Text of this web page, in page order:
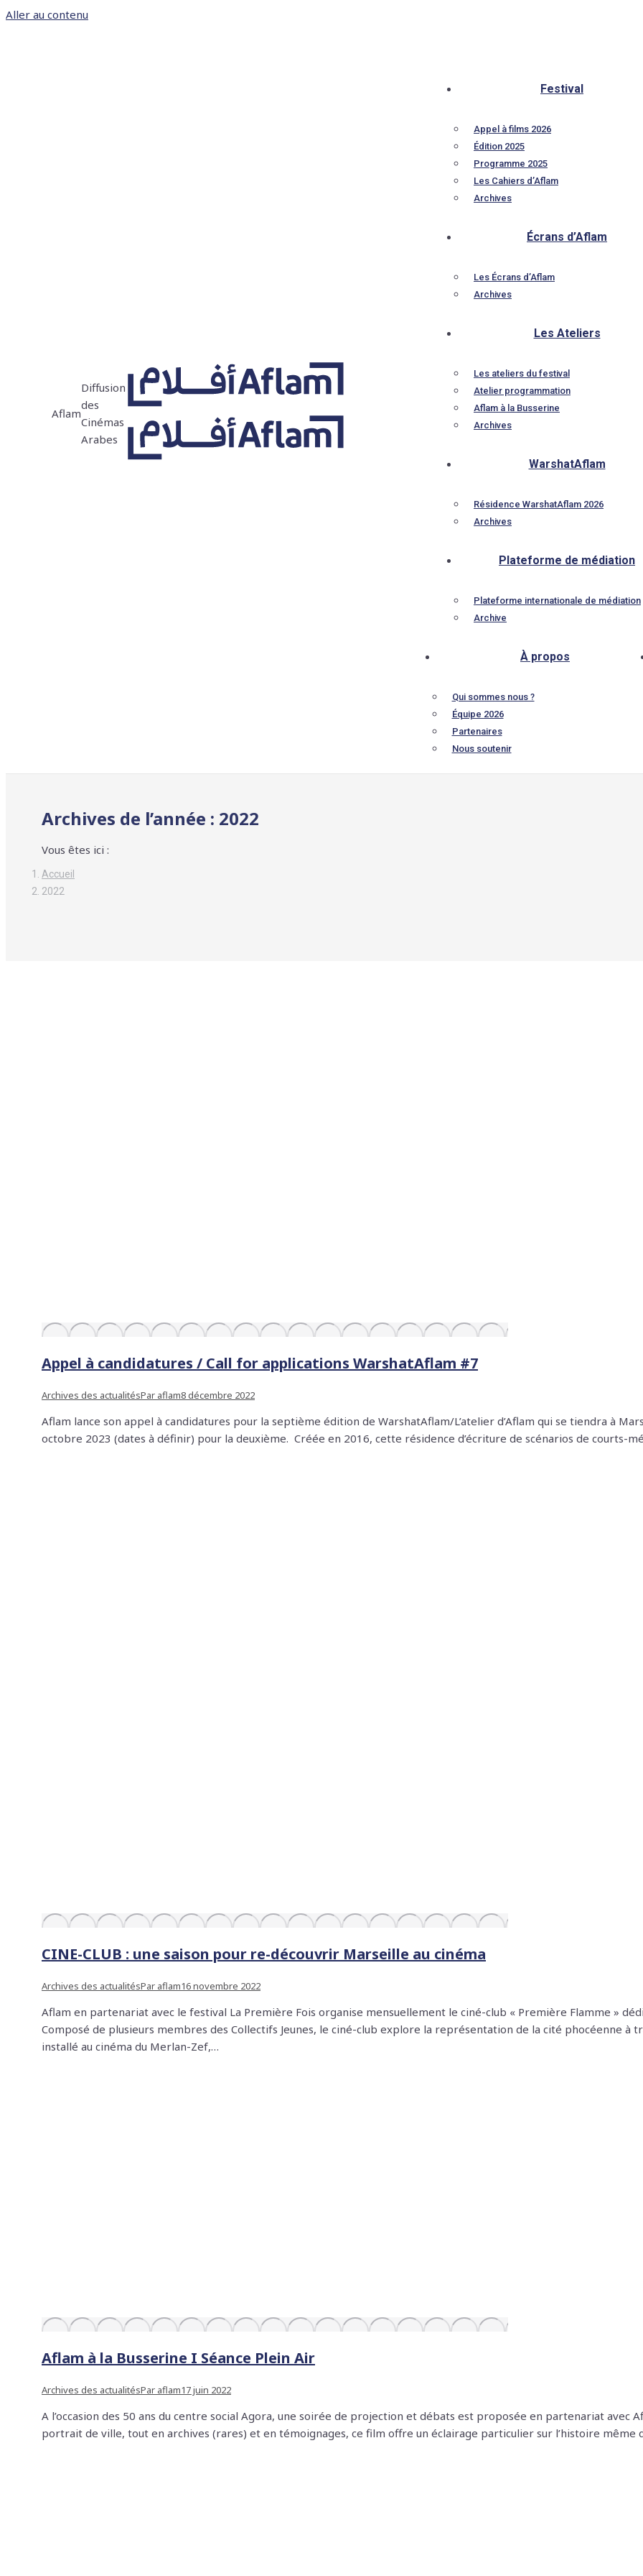
Aller au contenu
Aflam
Diffusion
des
Cinémas
Arabes
Festival
Appel à films 2026
Édition 2025
Programme 2025
Les Cahiers d’Aflam
Archives
Écrans d’Aflam
Les Écrans d’Aflam
Archives
Les Ateliers
Les ateliers du festival
Atelier programmation
Aflam à la Busserine
Archives
WarshatAflam
Résidence WarshatAflam 2026
Archives
Plateforme de médiation
Plateforme internationale de médiation
Archive
À propos
Qui sommes nous ?
Équipe 2026
Partenaires
Nous soutenir
Archives de l’année : 2022
Vous êtes ici :
Accueil
2022
Appel à candidatures / Call for applications WarshatAflam #7
Archives des actualitésPar aflam8 décembre 2022
Aflam lance son appel à candidatures pour la septième édition de WarshatAflam/L’atelier d’Aflam qui se tiendra à
octobre 2023 (dates à définir) pour la deuxième. Créée en 2016, cette résidence d’écriture de scénarios de courts-
CINE-CLUB : une saison pour re-découvrir Marseille au cinéma
Archives des actualitésPar aflam16 novembre 2022
Aflam en partenariat avec le festival La Première Fois organise mensuellement le ciné-club « Première Flamme »
Composé de plusieurs membres des Collectifs Jeunes, le ciné-club explore la représentation de la cité phocéenne à
installé au cinéma du Merlan-Zef,…
Aflam à la Busserine I Séance Plein Air
Archives des actualitésPar aflam17 juin 2022
A l’occasion des 50 ans du centre social Agora, une soirée de projection et débats est proposée en partenariat avec
portrait de ville, tout en archives (rares) et en témoignages, ce film offre un éclairage particulier sur l’histoire même